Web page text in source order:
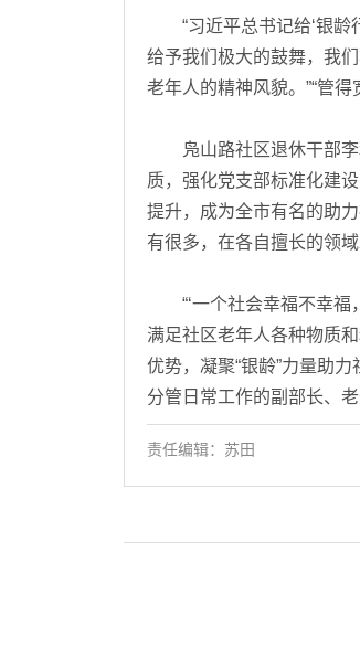
“习近平总书记给‘银龄
给予我们极大的鼓舞，我
老年人的精神风貌。”“管
凫山路社区退休干部李
质，强化党支部标准化建
提升，成为全市有名的助
有很多，在各自擅长的领域
“‘一个社会幸福不幸福
满足社区老年人各种物质
优势，凝聚“银龄”力量助
分管日常工作的副部长、
责任编辑：苏田